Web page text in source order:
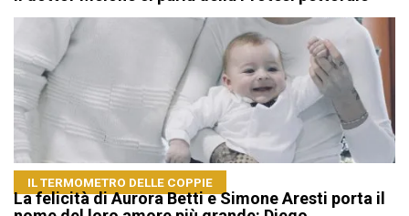
IL TERMOMETRO DELLE COPPIE
La felicità di Aurora Betti e Simone Aresti porta il